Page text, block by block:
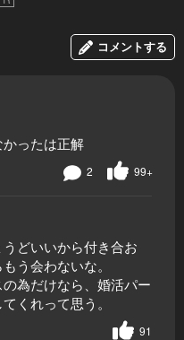
コメントする
ったは正解
99+
2
どいいから付き合お
う会わないな。
為だけなら、婚活パー
くれって思う。
91